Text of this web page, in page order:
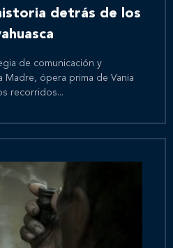
detrás de los
de comunicación y
Madre, ópera prima de Vania
recorridos...